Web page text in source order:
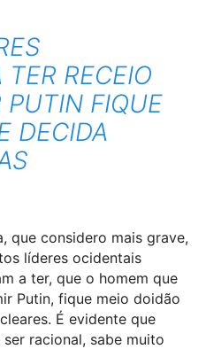
RECEIO
PUTIN FIQUE
DECIDA
que considero mais grave,
líderes ocidentais
a ter, que o homem que
Putin, fique meio doidão
É evidente que
racional, sabe muito